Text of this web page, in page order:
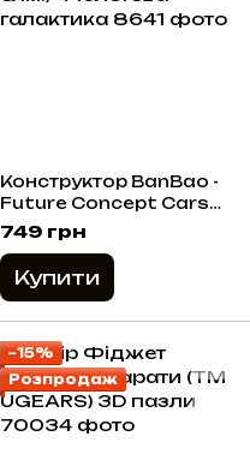
Конструктор BanBao -
Future Concept Cars
(250 елм.) Фіолетова
галактика
749 грн
Купити
−15%
Розпродаж